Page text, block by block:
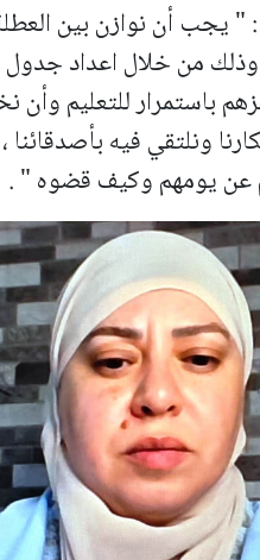
" يجب أن نوازن بين
وذلك من خلال اعداد
باستمرار للتعليم وأن
ونلتقي فيه
عن يومهم وكيف قضوه " .